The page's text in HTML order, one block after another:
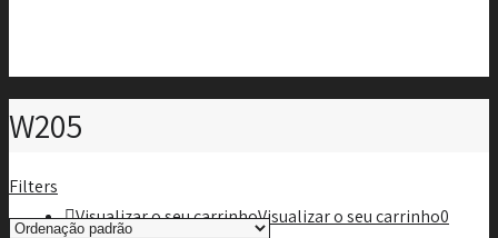
Visualizar o seu carrinhoVisualizar o seu carrinho0
W205
Filters